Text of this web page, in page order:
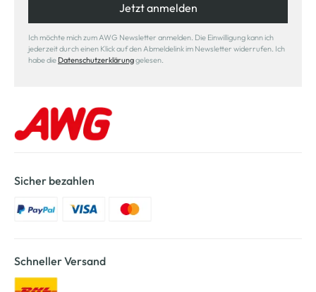
Jetzt anmelden
Ich möchte mich zum AWG Newsletter anmelden. Die Einwilligung kann ich
jederzeit durch einen Klick auf den Abmeldelink im Newsletter widerrufen. Ich
habe die Datenschutzerklärunggelesen.
Sicher bezahlen
Schneller Versand